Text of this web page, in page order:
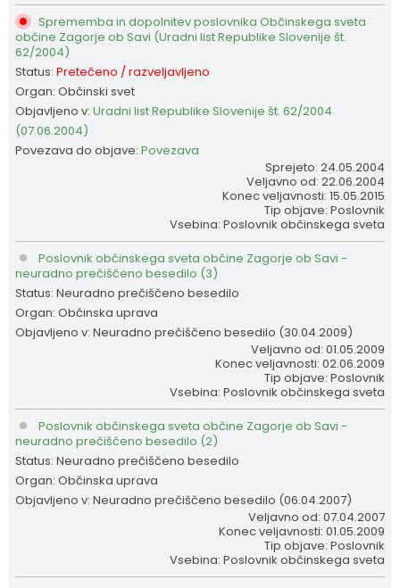
Sprememba in dopolnitev poslovnika Občinskega sveta
občine Zagorje ob Savi (Uradni list Republike Slovenije št.
62/2004)
Status: Pretečeno / razveljavljeno
Organ: Občinski svet
Objavljeno v: Uradni list Republike Slovenije št. 62/2004
(07.06.2004)
Povezava do objave: Povezava
Sprejeto: 24.05.2004
Veljavno od: 22.06.2004
Konec veljavnosti: 15.05.2015
Tip objave: Poslovnik
Vsebina: Poslovnik občinskega sveta
Poslovnik občinskega sveta občine Zagorje ob Savi -
neuradno prečiščeno besedilo (3)
Status: Neuradno prečiščeno besedilo
Organ: Občinska uprava
Objavljeno v: Neuradno prečiščeno besedilo (30.04.2009)
Veljavno od: 01.05.2009
Konec veljavnosti: 02.06.2009
Tip objave: Poslovnik
Vsebina: Poslovnik občinskega sveta
Poslovnik občinskega sveta občine Zagorje ob Savi -
neuradno prečiščeno besedilo (2)
Status: Neuradno prečiščeno besedilo
Organ: Občinska uprava
Objavljeno v: Neuradno prečiščeno besedilo (06.04.2007)
Veljavno od: 07.04.2007
Konec veljavnosti: 01.05.2009
Tip objave: Poslovnik
Vsebina: Poslovnik občinskega sveta